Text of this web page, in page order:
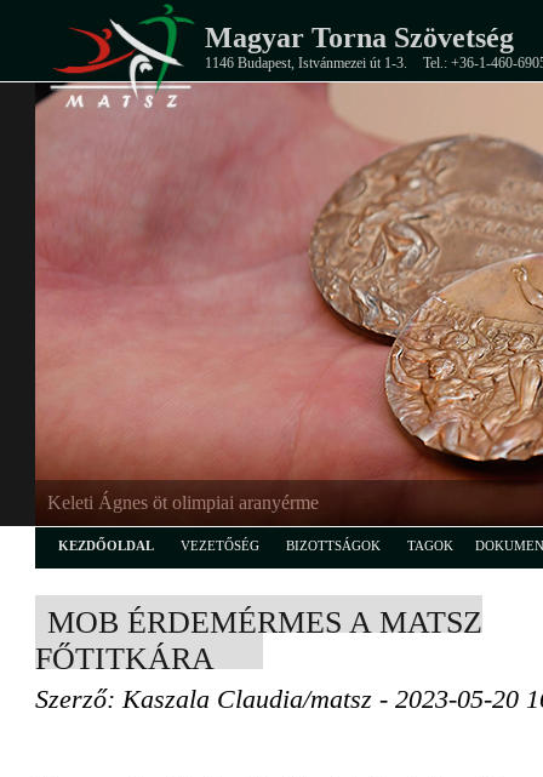
Magyar Torna Szövetség
1146 Budapest, Istvánmezei út 1-3. Tel.: +36-1-460-
EB-ezüstérmes junior férfi csapat
KEZDŐOLDAL VEZETŐSÉG BIZOTTSÁGOK TAGOK
MOB ÉRDEMÉRMES A MATSZ
FŐTITKÁRA
Szerző: Kaszala Claudia/matsz - 2023-05-20